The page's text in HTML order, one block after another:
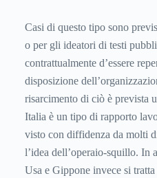
Casi di questo tipo sono
o per gli ideatori di testi
contrattualmente d’essere
disposizione
risarcimento di ciò è prevista
Italia è un tipo di rapporto
visto con diffidenza da molti
l’idea dell’operaio-squillo. In
Usa e Gippone invece si